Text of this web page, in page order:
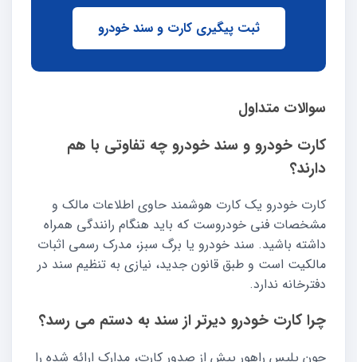
ثبت پیگیری کارت و سند خودرو
سوالات متداول
کارت خودرو و سند خودرو چه تفاوتی با هم
دارند؟
کارت خودرو یک کارت هوشمند حاوی اطلاعات مالک و
مشخصات فنی خودروست که باید هنگام رانندگی همراه
داشته باشید. سند خودرو یا برگ سبز، مدرک رسمی اثبات
مالکیت است و طبق قانون جدید، نیازی به تنظیم سند در
دفترخانه ندارد.
چرا کارت خودرو دیرتر از سند به دستم می رسد؟
چون پلیس راهور پیش از صدور کارت، مدارک ارائه شده را